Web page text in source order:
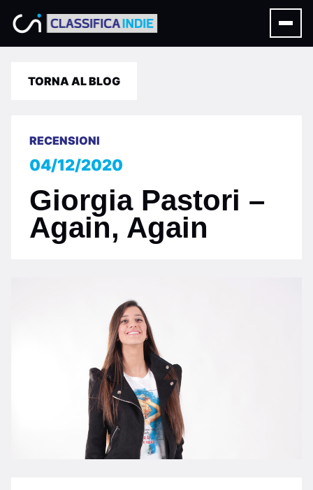
TORNA AL BLOG
RECENSIONI
04/12/2020
Giorgia Pastori –
Again, Again